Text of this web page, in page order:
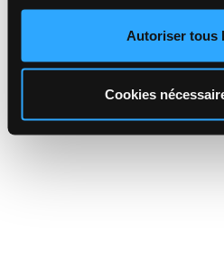
Autoriser tous
Cookies